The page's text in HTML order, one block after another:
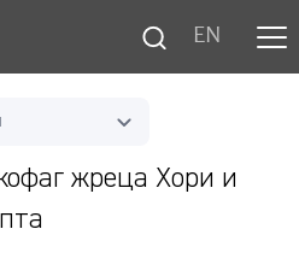
EN
жреца Хори и